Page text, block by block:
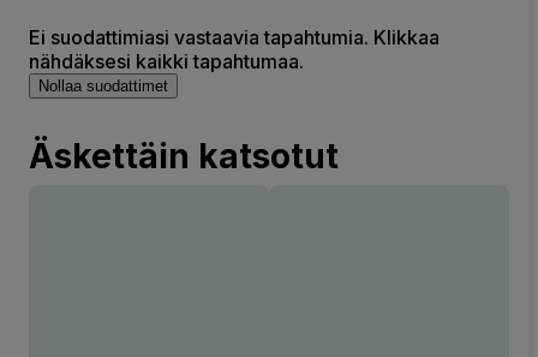
Ei suodattimiasi vastaavia tapahtumia. Klikkaa
nähdäksesi kaikki tapahtumaa.
Nollaa suodattimet
Äskettäin katsotut